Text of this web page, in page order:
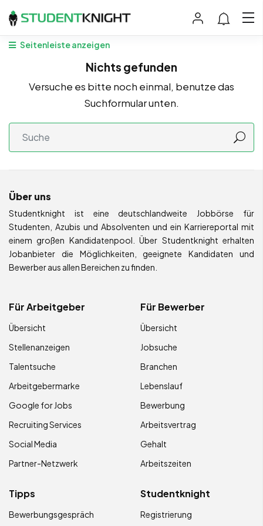
Seitenleiste anzeigen
Nichts gefunden
Versuche es bitte noch einmal, benutze das
Suchformular unten.
Über uns
Studentknight ist eine deutschlandweite Jobbörse für
Studenten, Azubis und Absolventen und ein Karriereportal mit
einem großen Kandidatenpool. Über Studentknight erhalten
Jobanbieter die Möglichkeiten, geeignete Kandidaten und
Bewerber aus allen Bereichen zu finden.
Für Arbeitgeber
Übersicht
Stellenanzeigen
Talentsuche
Arbeitgebermarke
Google for Jobs
Recruiting Services
Social Media
Partner-Netzwerk
Für Bewerber
Übersicht
Jobsuche
Branchen
Lebenslauf
Bewerbung
Arbeitsvertrag
Gehalt
Arbeitszeiten
Tipps
Bewerbungsgespräch
Studentknight
Registrierung